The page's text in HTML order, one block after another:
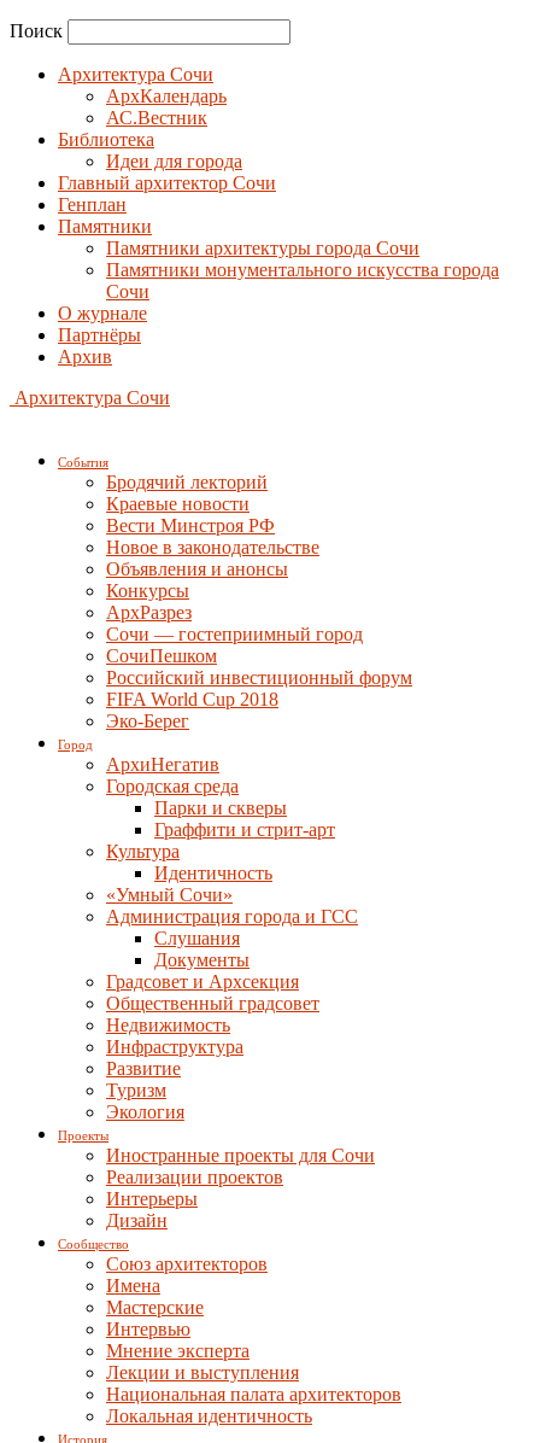
Поиск
Архитектура Сочи
АрхКалендарь
АС.Вестник
Библиотека
Идеи для города
Главный архитектор Сочи
Генплан
Памятники
Памятники архитектуры города Сочи
Памятники монументального искусства города
Сочи
О журнале
Партнёры
Архив
Архитектура Сочи
События
Бродячий лекторий
Краевые новости
Вести Минстроя РФ
Новое в законодательстве
Объявления и анонсы
Конкурсы
АрхРазрез
Сочи — гостеприимный город
СочиПешком
Российский инвестиционный форум
FIFA World Cup 2018
Эко-Берег
Город
АрхиНегатив
Городская среда
Парки и скверы
Граффити и стрит-арт
Культура
Идентичность
«Умный Сочи»
Администрация города и ГСС
Слушания
Документы
Градсовет и Архсекция
Общественный градсовет
Недвижимость
Инфраструктура
Развитие
Туризм
Экология
Проекты
Иностранные проекты для Сочи
Реализации проектов
Интерьеры
Дизайн
Сообщество
Союз архитекторов
Имена
Мастерские
Интервью
Мнение эксперта
Лекции и выступления
Национальная палата архитекторов
Локальная идентичность
История